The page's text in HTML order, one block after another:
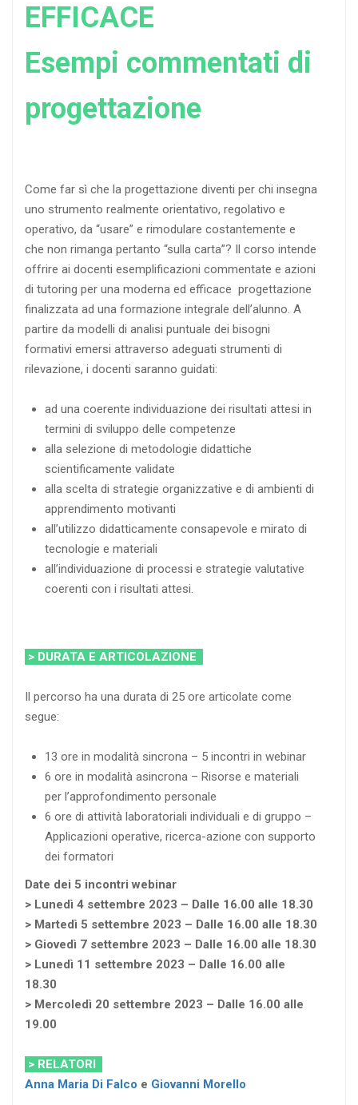
EFFICACE
Esempi commentati di
progettazione
Come far sì che la progettazione diventi per chi insegna
uno strumento realmente orientativo, regolativo e
operativo, da “usare” e rimodulare costantemente e
che non rimanga pertanto “sulla carta”? Il corso intende
offrire ai docenti esemplificazioni commentate e azioni
di tutoring per una moderna ed efficace progettazione
finalizzata ad una formazione integrale dell’alunno. A
partire da modelli di analisi puntuale dei bisogni
formativi emersi attraverso adeguati strumenti di
rilevazione, i docenti saranno guidati:
ad una coerente individuazione dei risultati attesi in
termini di sviluppo delle competenze
alla selezione di metodologie didattiche
scientificamente validate
alla scelta di strategie organizzative e di ambienti di
apprendimento motivanti
all’utilizzo didatticamente consapevole e mirato di
tecnologie e materiali
all’individuazione di processi e strategie valutative
coerenti con i risultati attesi.
> DURATA E ARTICOLAZIONE
Il percorso ha una durata di 25 ore articolate come
segue:
13 ore in modalità sincrona – 5 incontri in webinar
6 ore in modalità asincrona – Risorse e materiali
per l’approfondimento personale
6 ore di attività laboratoriali individuali e di gruppo –
Applicazioni operative, ricerca-azione con supporto
dei formatori
Date dei 5 incontri webinar
> Lunedì 4 settembre 2023 – Dalle 16.00 alle 18.30
> Martedì 5 settembre 2023 – Dalle 16.00 alle 18.30
> Giovedì 7 settembre 2023 – Dalle 16.00 alle 18.30
> Lunedì 11 settembre 2023 – Dalle 16.00 alle
18.30
> Mercoledì 20 settembre 2023 – Dalle 16.00 alle
19.00
> RELATORI
Anna Maria Di Falco e Giovanni Morello